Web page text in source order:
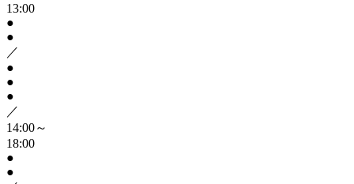
13:00
●
●
／
●
●
●
／
14:00～
18:00
●
●